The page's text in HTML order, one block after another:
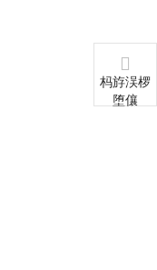
杩斿洖椤
堕儴